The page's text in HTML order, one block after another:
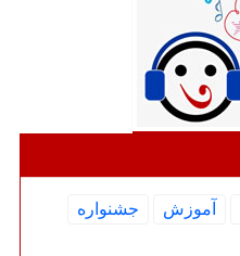
آموزش
جشنواره